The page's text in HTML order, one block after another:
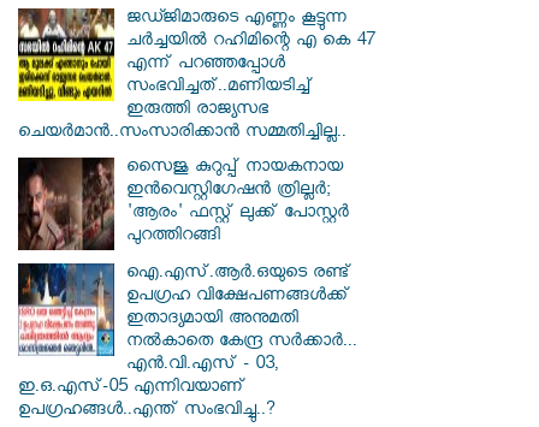
ജഡ്ജിമാരുടെ എണ്ണം കൂട്ടുന്ന
ചർച്ചയിൽ റഹിമിന്റെ എ കെ 47
എന്ന് പറഞ്ഞപ്പോൾ
സംഭവിച്ചത്..മണിയടിച്ച്
ഇരുത്തി രാജ്യസഭ
ചെയർമാൻ..സംസാരിക്കാൻ സമ്മതിച്ചില്ല..
സൈജു കുറുപ്പ് നായകനായ
ഇൻവെസ്റ്റിഗേഷൻ ത്രില്ലർ;
'ആരം' ഫസ്റ്റ് ലുക്ക് പോസ്റ്റർ
പുറത്തിറങ്ങി
ഐ.എസ്.ആർ.ഒയുടെ രണ്ട്
ഉപഗ്രഹ വിക്ഷേപണങ്ങൾക്ക്
ഇതാദ്യമായി അനുമതി
നൽകാതെ കേന്ദ്ര സർക്കാർ...
എൻ.വി.എസ് - 03,
ഇ.ഒ.എസ്-05 എന്നിവയാണ്
ഉപഗ്രഹങ്ങൾ..എന്ത് സംഭവിച്ചു..?